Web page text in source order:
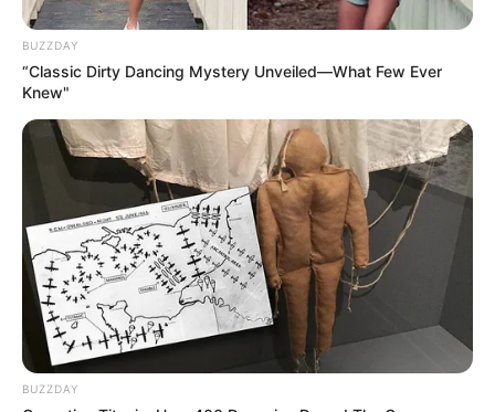
BUZZDAY
“Classic Dirty Dancing Mystery Unveiled—What Few Ever
Knew"
BUZZDAY